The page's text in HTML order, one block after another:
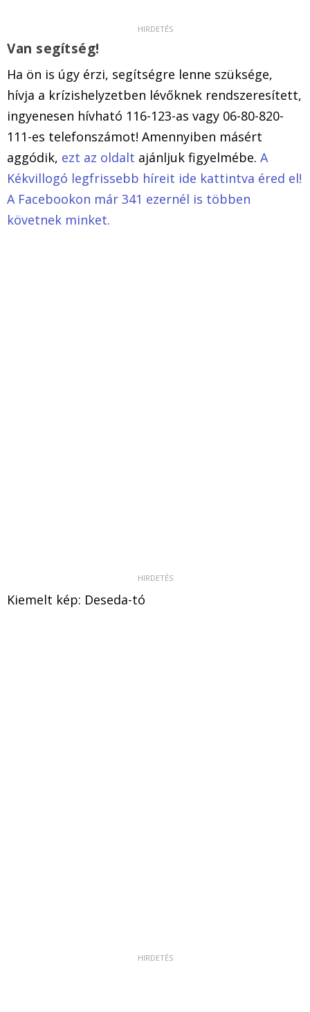
Van segítség!
Ha ön is úgy érzi, segítségre lenne szüksége,
hívja a krízishelyzetben lévőknek rendszeresített,
ingyenesen hívható 116-123-as vagy 06-80-820-
111-es telefonszámot! Amennyiben másért
aggódik, ezt az oldalt ajánljuk figyelmébe. A
Kékvillogó legfrissebb híreit ide kattintva éred el!
A Facebookon már 341 ezernél is többen
követnek minket.
Kiemelt kép: Deseda-tó